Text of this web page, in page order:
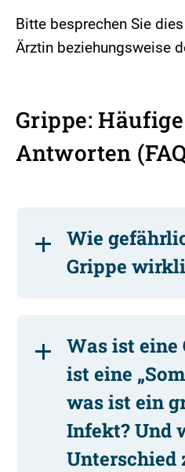
Bitte besprechen Sie
Ärztin beziehungsweise
Grippe:
Antworten
Wie
Grippe
Was ist eine
ist eine
was ist ein
Infekt? Und
Unterschied